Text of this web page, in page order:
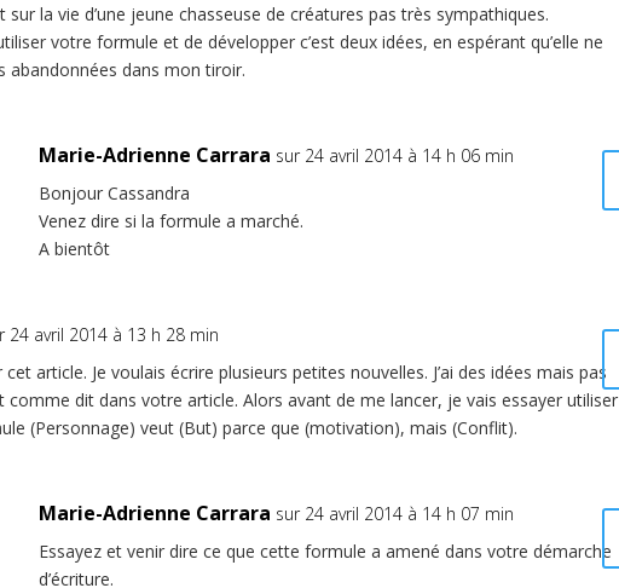
sur la vie d’une jeune chasseuse de créatures pas très sympathiques.
votre formule et de développer c’est deux idées, en espérant qu’elle ne
abandonnées dans mon tiroir.
Marie-Adrienne Carrara sur 24 avril 2014 à 14 h 06 min
Bonjour Cassandra
Venez dire si la formule a marché.
A bientôt
24 avril 2014 à 13 h 28 min
article. Je voulais écrire plusieurs petites nouvelles. J’ai des idées mais pas
comme dit dans votre article. Alors avant de me lancer, je vais essayer utiliser
(Personnage) veut (But) parce que (motivation), mais (Conflit).
Marie-Adrienne Carrara sur 24 avril 2014 à 14 h 07 min
Essayez et venir dire ce que cette formule a amené dans votre démarche
d’écriture.